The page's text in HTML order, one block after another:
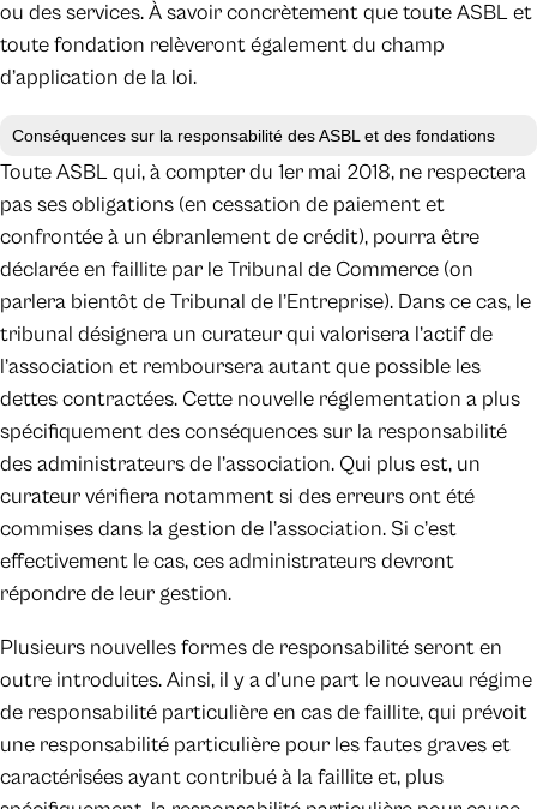
ou des services. À savoir concrètement que toute ASBL et
toute fondation relèveront également du champ
d’application de la loi.
Conséquences sur la responsabilité des ASBL et des fondations
Toute ASBL qui, à compter du 1er mai 2018, ne respectera
pas ses obligations (en cessation de paiement et
confrontée à un ébranlement de crédit), pourra être
déclarée en faillite par le Tribunal de Commerce (on
parlera bientôt de Tribunal de l’Entreprise). Dans ce cas, le
tribunal désignera un curateur qui valorisera l’actif de
l’association et remboursera autant que possible les
dettes contractées. Cette nouvelle réglementation a plus
spécifiquement des conséquences sur la responsabilité
des administrateurs de l’association. Qui plus est, un
curateur vérifiera notamment si des erreurs ont été
commises dans la gestion de l’association. Si c’est
effectivement le cas, ces administrateurs devront
répondre de leur gestion.
Plusieurs nouvelles formes de responsabilité seront en
outre introduites. Ainsi, il y a d’une part le nouveau régime
de responsabilité particulière en cas de faillite, qui prévoit
une responsabilité particulière pour les fautes graves et
caractérisées ayant contribué à la faillite et, plus